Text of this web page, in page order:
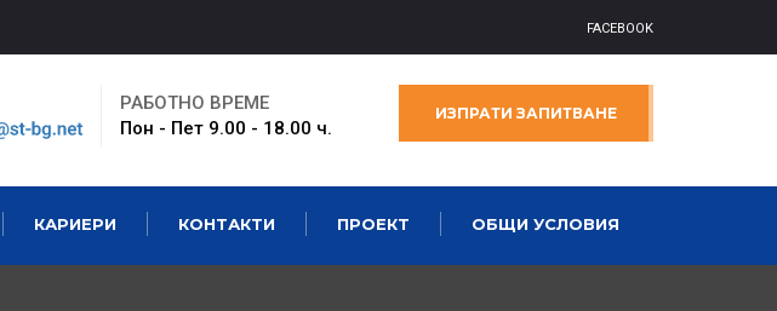
FACEBOOK
РАБОТНО ВРЕМЕ
Пон - Пет 9.00 - 18.00 ч.
ИЗПРАТИ ЗАПИТВАНЕ
КАРИЕРИ КОНТАКТИ ПРОЕКТ ОБЩИ УСЛОВИЯ